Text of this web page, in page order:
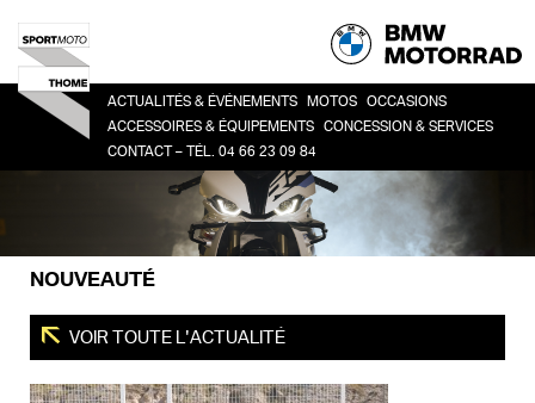
ACTUALITÉS & ÉVÉNEMENTS MOTOS
SPORT
ADVENTURE
URBAN MOBILITY
OCCASIONS
ACCESSOIRES & ÉQUIPEMENTS
ACCESSOIRES
ÉQUIPEMENT DU PILOTE
CONCESSION & SERVICES
LA CONCESSION
DEMANDE DE RDV ATELIER
CONTACT – TÉL. 04 66 23 09 84
NOUVEAUTÉ
VOIR TOUTE L'ACTUALITÉ